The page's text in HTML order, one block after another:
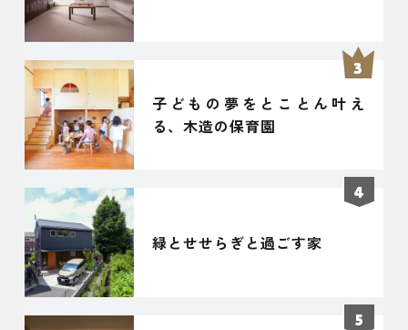
子どもの夢をとことん叶え
る、木造の保育園
緑とせせらぎと過ごす家